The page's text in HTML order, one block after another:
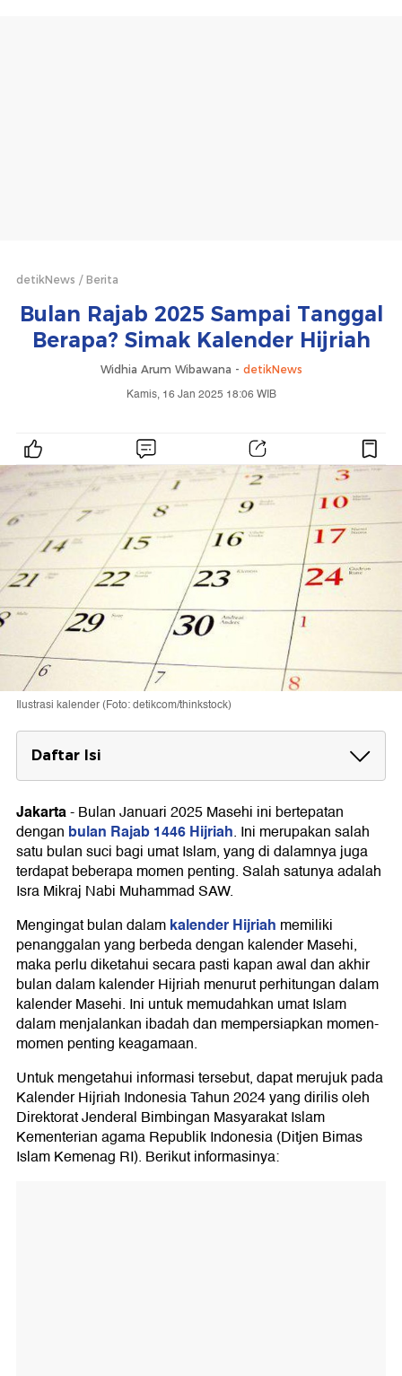
detikNews Berita
Bulan Rajab 2025 Sampai Tanggal
Berapa? Simak Kalender Hijriah
Widhia Arum Wibawana - detikNews
Kamis, 16 Jan 2025 18:06 WIB
Ilustrasi kalender (Foto: detikcom/thinkstock)
Daftar Isi
Rajab 1446 H Sampai Tanggal 30 Januari
2025
Ada Peringatan Isra Mikraj pada 27 Januari
2025
Jakarta-Bulan Januari 2025 Masehi ini bertepatan
dengan bulan Rajab 1446 Hijriah. Ini merupakan salah
satu bulan suci bagi umat Islam, yang di dalamnya juga
terdapat beberapa momen penting. Salah satunya adalah
Isra Mikraj Nabi Muhammad SAW.
Mengingat bulan dalamkalender Hijriah memiliki
penanggalan yang berbeda dengan kalender Masehi,
maka perlu diketahui secara pasti kapan awal dan akhir
bulan dalam kalender Hijriah menurut perhitungan dalam
kalender Masehi. Ini untuk memudahkan umat Islam
dalam menjalankan ibadah dan mempersiapkan momen-
momen penting keagamaan.
Untuk mengetahui informasi tersebut, dapat merujuk pada
Kalender Hijriah Indonesia Tahun 2024 yang dirilis oleh
Direktorat Jenderal Bimbingan Masyarakat Islam
Kementerian agama Republik Indonesia (Ditjen Bimas
Islam Kemenag RI). Berikut informasinya: